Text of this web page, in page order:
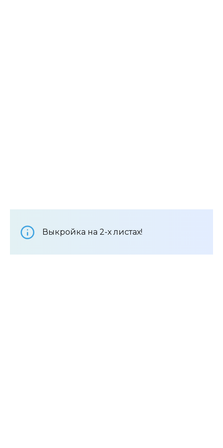
Выкройка на 2-х листах!